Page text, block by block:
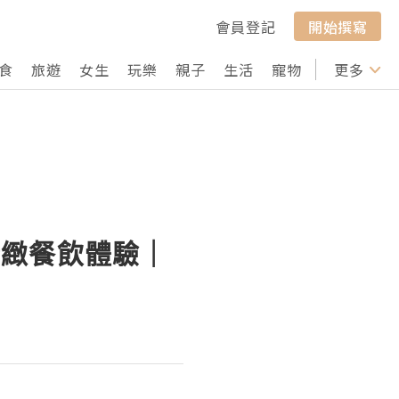
會員登記
開始撰寫
旅遊 女生 玩樂 親子 生活 寵物 行山 打卡
更多
餐飲體驗｜